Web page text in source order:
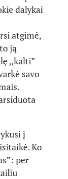
dalykai
atgimė,
ją
,,kalti”
savo
į
Ko
per